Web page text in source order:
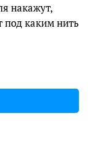
накажут,
под каким нить